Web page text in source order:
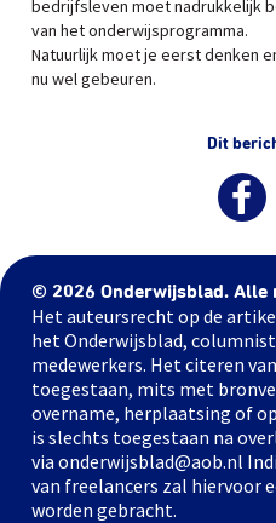
bedrijfsleven moet nadrukkelijk
van het onderwijsprogramma.
Natuurlijk moet je eerst denken
nu wel gebeuren.
Dit
© 2026 Onderwijsblad. Alle
Het auteursrecht op de
het Onderwijsblad,
medewerkers. Het citeren
toegestaan, mits met
overname, herplaatsing of
is slechts toegestaan na
via onderwijsblad@aob.nl
van freelancers zal hiervoor
worden gebracht.